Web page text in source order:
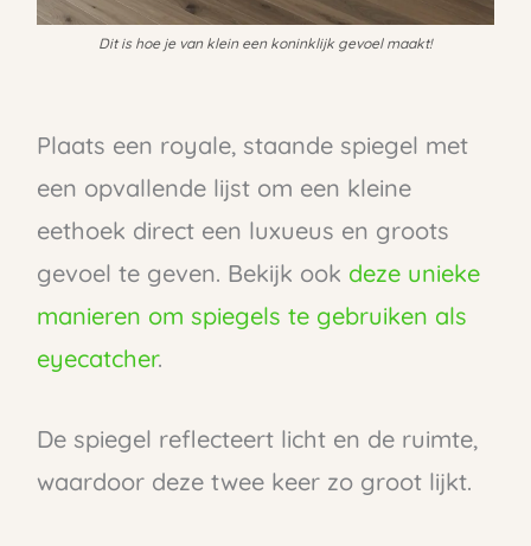
Dit is hoe je van klein een koninklijk gevoel maakt!
Plaats een royale, staande spiegel met
een opvallende lijst om een kleine
eethoek direct een luxueus en groots
gevoel te geven. Bekijk ook deze unieke
manieren om spiegels te gebruiken als
eyecatcher.
De spiegel reflecteert licht en de ruimte,
waardoor deze twee keer zo groot lijkt.